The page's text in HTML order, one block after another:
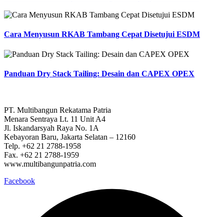
Cara Menyusun RKAB Tambang Cepat Disetujui ESDM
Panduan Dry Stack Tailing: Desain dan CAPEX OPEX
PT. Multibangun Rekatama Patria
Menara Sentraya Lt. 11 Unit A4
Jl. Iskandarsyah Raya No. 1A
Kebayoran Baru, Jakarta Selatan – 12160
Telp. +62 21 2788-1958
Fax. +62 21 2788-1959
www.multibangunpatria.com
Facebook